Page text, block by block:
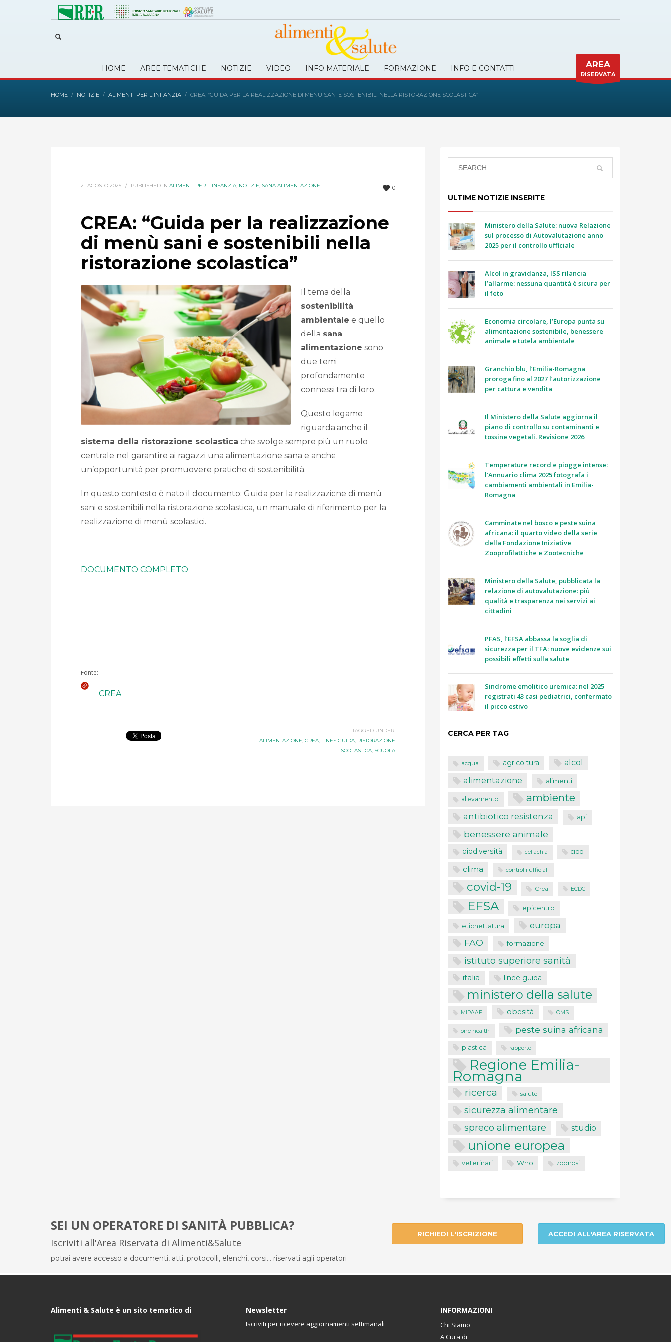
HOME AREE TEMATICHE NOTIZIE VIDEO INFO MATERIALE FORMAZIONE INFO E CONTATTI AREA
RISERVATA
HOME NOTIZIE ALIMENTI PER L'INFANZIA CREA: “GUIDA PER LA REALIZZAZIONE DI MENÙ SANI E SOSTENIBILI NELLA RISTORAZIONE SCOLASTICA”
0
21 AGOSTO 2025 / PUBLISHED IN ALIMENTI PER L'INFANZIA, NOTIZIE, SANA ALIMENTAZIONE
CREA: “Guida per la realizzazione
di menù sani e sostenibili nella
ristorazione scolastica”
Il tema della
sostenibilità
ambientale e quello
della sana
alimentazione sono
due temi
profondamente
connessi tra di loro.
Questo legame
riguarda anche il
sistema della ristorazione scolastica che svolge sempre più un ruolo
centrale nel garantire ai ragazzi una alimentazione sana e anche
un’opportunità per promuovere pratiche di sostenibilità.
In questo contesto è nato il documento: Guida per la realizzazione di menù
sani e sostenibili nella ristorazione scolastica, un manuale di riferimento per la
realizzazione di menù scolastici.
DOCUMENTO COMPLETO
Fonte:
CREA
TAGGED UNDER:
ALIMENTAZIONE, CREA, LINEE GUIDA, RISTORAZIONE
SCOLASTICA, SCUOLA
ULTIME NOTIZIE INSERITE
Ministero della Salute: nuova Relazione
sul processo di Autovalutazione anno
2025 per il controllo ufficiale
Alcol in gravidanza, ISS rilancia
l’allarme: nessuna quantità è sicura per
il feto
Economia circolare, l’Europa punta su
alimentazione sostenibile, benessere
animale e tutela ambientale
Granchio blu, l’Emilia-Romagna
proroga fino al 2027 l’autorizzazione
per cattura e vendita
Il Ministero della Salute aggiorna il
piano di controllo su contaminanti e
tossine vegetali. Revisione 2026
Temperature record e piogge intense:
l’Annuario clima 2025 fotografa i
cambiamenti ambientali in Emilia-
Romagna
Camminate nel bosco e peste suina
africana: il quarto video della serie
della Fondazione Iniziative
Zooprofilattiche e Zootecniche
Ministero della Salute, pubblicata la
relazione di autovalutazione: più
qualità e trasparenza nei servizi ai
cittadini
PFAS, l’EFSA abbassa la soglia di
sicurezza per il TFA: nuove evidenze sui
possibili effetti sulla salute
Sindrome emolitico uremica: nel 2025
registrati 43 casi pediatrici, confermato
il picco estivo
CERCA PER TAG
acqua agricoltura alcol
alimentazione alimenti
allevamento ambiente
antibiotico resistenza api
benessere animale
biodiversità celiachia cibo
clima controlli ufficiali
covid-19 Crea ECDC
EFSA epicentro
etichettatura europa
FAO formazione
istituto superiore sanità
italia linee guida
ministero della salute
MIPAAF obesità OMS
one health peste suina africana
plastica rapporto
Regione Emilia-
Romagna
ricerca salute
sicurezza alimentare
spreco alimentare studio
unione europea
veterinari Who zoonosi
SEI UN OPERATORE DI SANITÀ PUBBLICA?
Iscriviti all'Area Riservata di Alimenti&Salute
potrai avere accesso a documenti, atti, protocolli, elenchi, corsi... riservati agli operatori
RICHIEDI L'ISCRIZIONE ACCEDI ALL'AREA RISERVATA
Alimenti & Salute è un sito tematico di Newsletter
Iscriviti per ricevere aggiornamenti settimanali
INFORMAZIONI
Chi Siamo
A Cura di